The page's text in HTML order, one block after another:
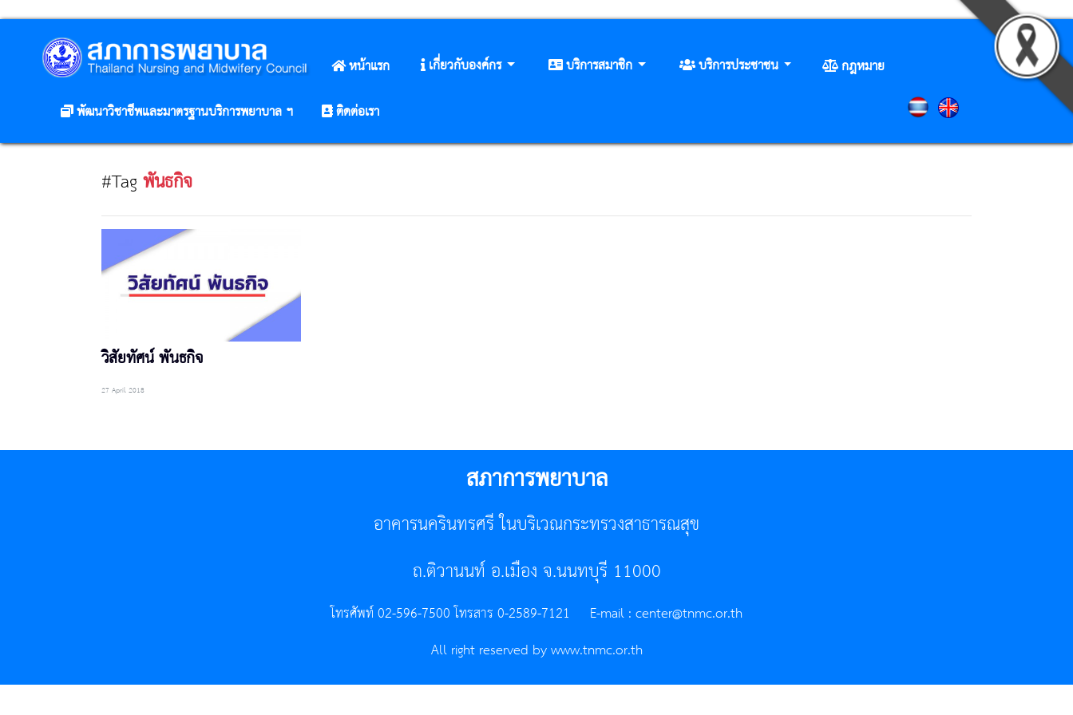
หน้าแรก เกี่ยวกับองค์กร บริการสมาชิก บริการประชาชน
กฎหมาย
พัฒนาวิชาชีพและมาตรฐานบริการพยาบาล ฯ
ติดต่อเรา
#Tagพันธกิจ
วิสัยทัศน์ พันธกิจ
27 April 2018
สภาการพยาบาล
อาคารนครินทรศรี ในบริเวณกระทรวงสาธารณสุข
ถ.ติวานนท์ อ.เมือง จ.นนทบุรี 11000
โทรศัพท์ 02-596-7500 โทรสาร 0-2589-7121 E-mail :center@tnmc.or.th
All right reserved by www.tnmc.or.th